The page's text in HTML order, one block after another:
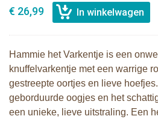
€ 26,99
Hammie het Varkentje is een
knuffelvarkentje met een warrige
gestreepte oortjes en lieve
geborduurde oogjes en het
een unieke, lieve uitstraling. Een